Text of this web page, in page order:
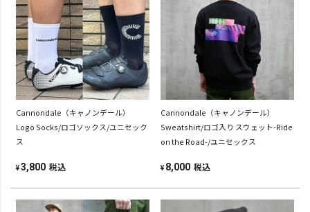
Cannondale（キャノンデール）
Logo Socks/ロゴソックス/ユニセック
ス
¥3,800 税込
Cannondale（キャノンデール）
Sweatshirt/ロゴ入り スウェット-Ride
on the Road-/ユニセックス
¥ 8,000 税込